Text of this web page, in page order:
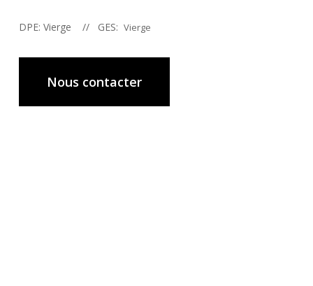
DPE: Vierge // GES: Vierge
Nous contacter